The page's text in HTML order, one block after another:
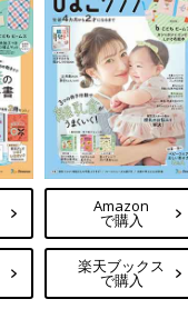
Amazon
で購入
楽天ブックス
で購入